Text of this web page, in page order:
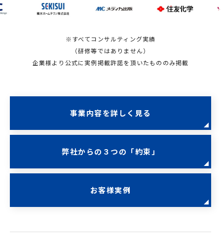
※すべてコンサルティング実績
（研修等ではありません）
企業様より公式に実例掲載許諾を頂いたもののみ掲載
事業内容を詳しく見る
弊社からの３つの「約束」
お客様実例